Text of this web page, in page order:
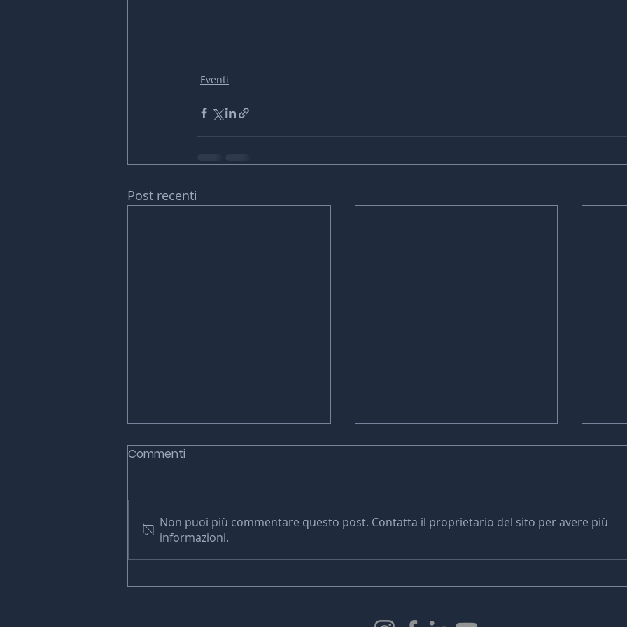
Eventi
Post recenti
AVFX AWARDS 2025
L’eccellenza degli Effetti
VES Award Nomination
Event
Commenti
Non puoi più commentare questo post. Contatta il proprietario del sito per avere più
informazioni.